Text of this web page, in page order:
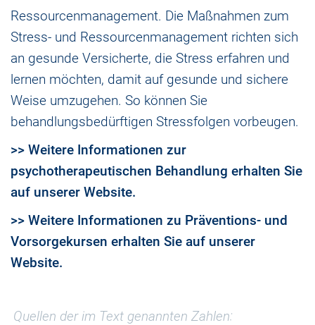
Ressourcenmanagement. Die Maßnahmen zum
Stress- und Ressourcenmanagement richten sich
an gesunde Versicherte, die Stress erfahren und
lernen möchten, damit auf gesunde und sichere
Weise umzugehen. So können Sie
behandlungsbedürftigen Stressfolgen vorbeugen.
>> Weitere Informationen zur
psychotherapeutischen Behandlung erhalten Sie
auf unserer Website.
>> Weitere Informationen zu Präventions- und
Vorsorgekursen erhalten Sie auf unserer
Website.
Quellen der im Text genannten Zahlen: